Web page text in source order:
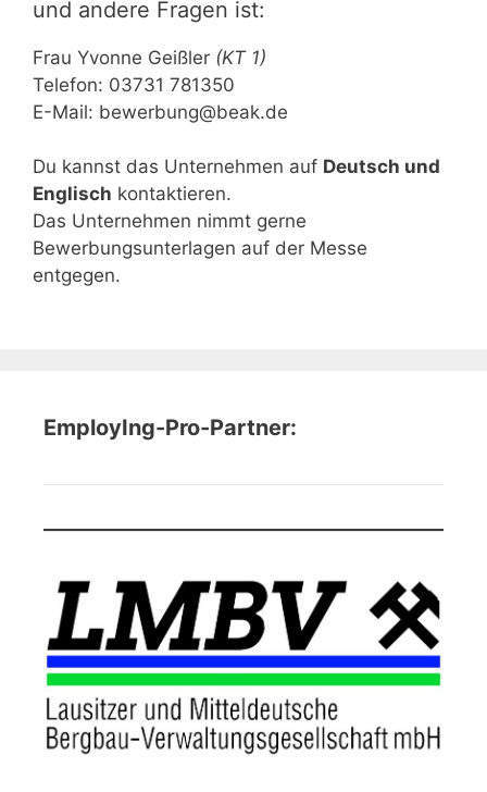
und andere Fragen ist:
Frau Yvonne Geißler (KT 1)
Telefon: 03731 781350
E-Mail: bewerbung@beak.de
Du kannst das Unternehmen auf Deutsch und
Englisch kontaktieren.
Das Unternehmen nimmt gerne
Bewerbungsunterlagen auf der Messe
entgegen.
EmployIng-Pro-Partner: